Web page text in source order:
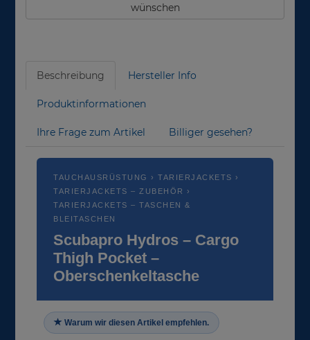
wünschen
Beschreibung Hersteller Info
Produktinformationen
Ihre Frage zum Artikel Billiger gesehen?
TAUCHAUSRÜSTUNG › TARIERJACKETS ›
TARIERJACKETS – ZUBEHÖR ›
TARIERJACKETS – TASCHEN &
BLEITASCHEN
Scubapro Hydros – Cargo
Thigh Pocket –
Oberschenkeltasche
Warum wir diesen Artikel empfehlen.